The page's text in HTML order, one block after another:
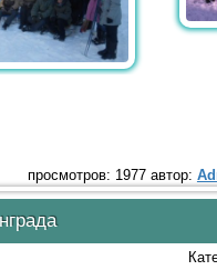
просмотров: 1977 автор: